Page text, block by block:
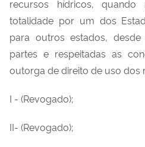
recursos hídricos,
totalidade por um dos
para outros estados,
partes e respeitadas as
outorga de direito de uso dos
I - (Revogado);
II- (Revogado);